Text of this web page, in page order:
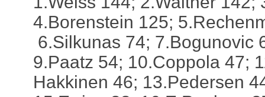
4.Borenstein 125;
6.Silkunas 74; 7.Bogunovic
9.Paatz 54; 10.Coppola 47;
Hakkinen 46; 13.Pedersen